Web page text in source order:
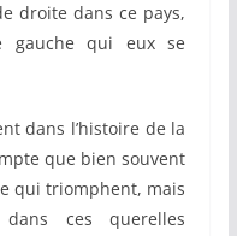
droite dans ce pays,
gauche qui eux se
dans l’histoire de la
que bien souvent
qui triomphent, mais
ces querelles